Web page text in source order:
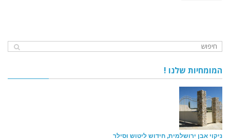
המומחיות שלנו !
ניקוי אבן ירושלמית, חידוש ליטוש וסילר